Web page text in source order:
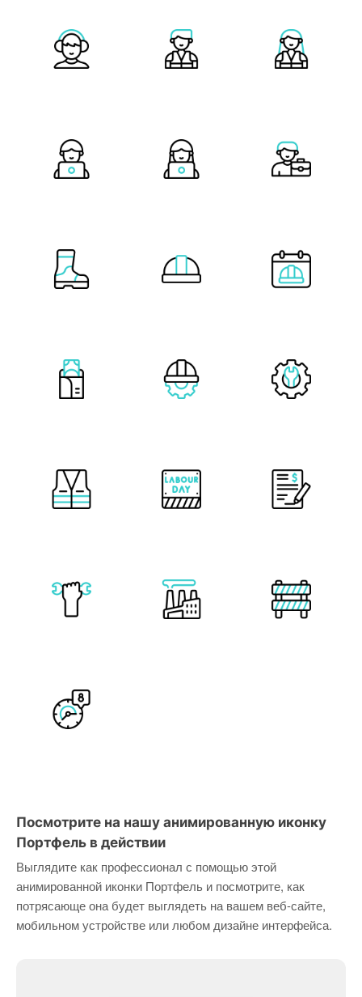
Посмотрите на нашу анимированную иконку
Портфель в действии
Выглядите как профессионал с помощью этой
анимированной иконки Портфель и посмотрите, как
потрясающе она будет выглядеть на вашем веб-сайте,
мобильном устройстве или любом дизайне интерфейса.